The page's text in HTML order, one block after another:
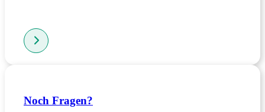
Noch Fragen?